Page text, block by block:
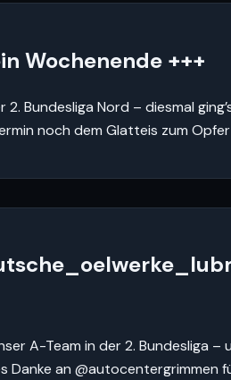
Wochenende +++
2. Bundesliga Nord – diesmal
noch dem Glatteis zum Opfer
A-Team in der 2. Bundesliga –
Danke an @autocentergrimmen